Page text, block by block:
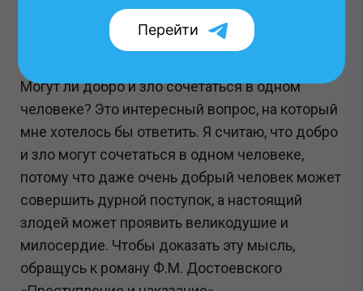
Пример итогового сочинения (структура 1):
"Могут ли добро и зло сочетаться в одном
Могут ли добро и зло сочетаться в одном
человеке? Это интересный вопрос, на который
мне хотелось бы ответить. Я считаю, что добро
и зло могут сочетаться в одном человеке,
потому что даже очень добрый человек может
совершить дурной поступок, а настоящий
злодей может проявить великодушие и
милосердие. Чтобы доказать эту мысль,
обращусь к роману Ф.М. Достоевского
Перейти